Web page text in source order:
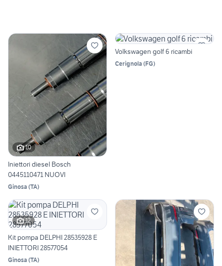
10
Iniettori diesel Bosch
0445110471 NUOVI
Ginosa (TA)
Volkswagen golf 6 ricambi
Cerignola (FG)
12
Kit pompa DELPHI 28535928 E
INIETTORI 28577054
Ginosa (TA)